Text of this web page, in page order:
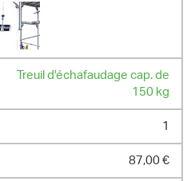
Treuil d'échafaudage cap. de
150 kg
1
87,00 €